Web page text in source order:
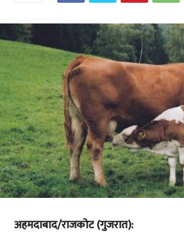
अहमदाबाद/राजकोट (गुजरात):